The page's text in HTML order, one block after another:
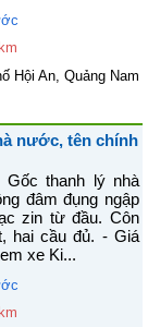
Hội An, Quảng Nam
nước, tên chính
Gốc thanh lý nhà
đâm đụng ngập
zin từ đầu. Côn
hai cầu đủ. - Giá
xe Ki...